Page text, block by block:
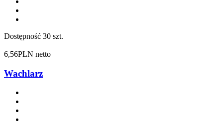
Dostępność 30 szt.
6,56PLN netto
Wachlarz